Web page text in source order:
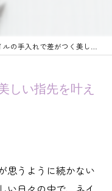
手入れで差がつく美しい指先を叶える実践ガイド
しい指先を叶え
思うように続かない